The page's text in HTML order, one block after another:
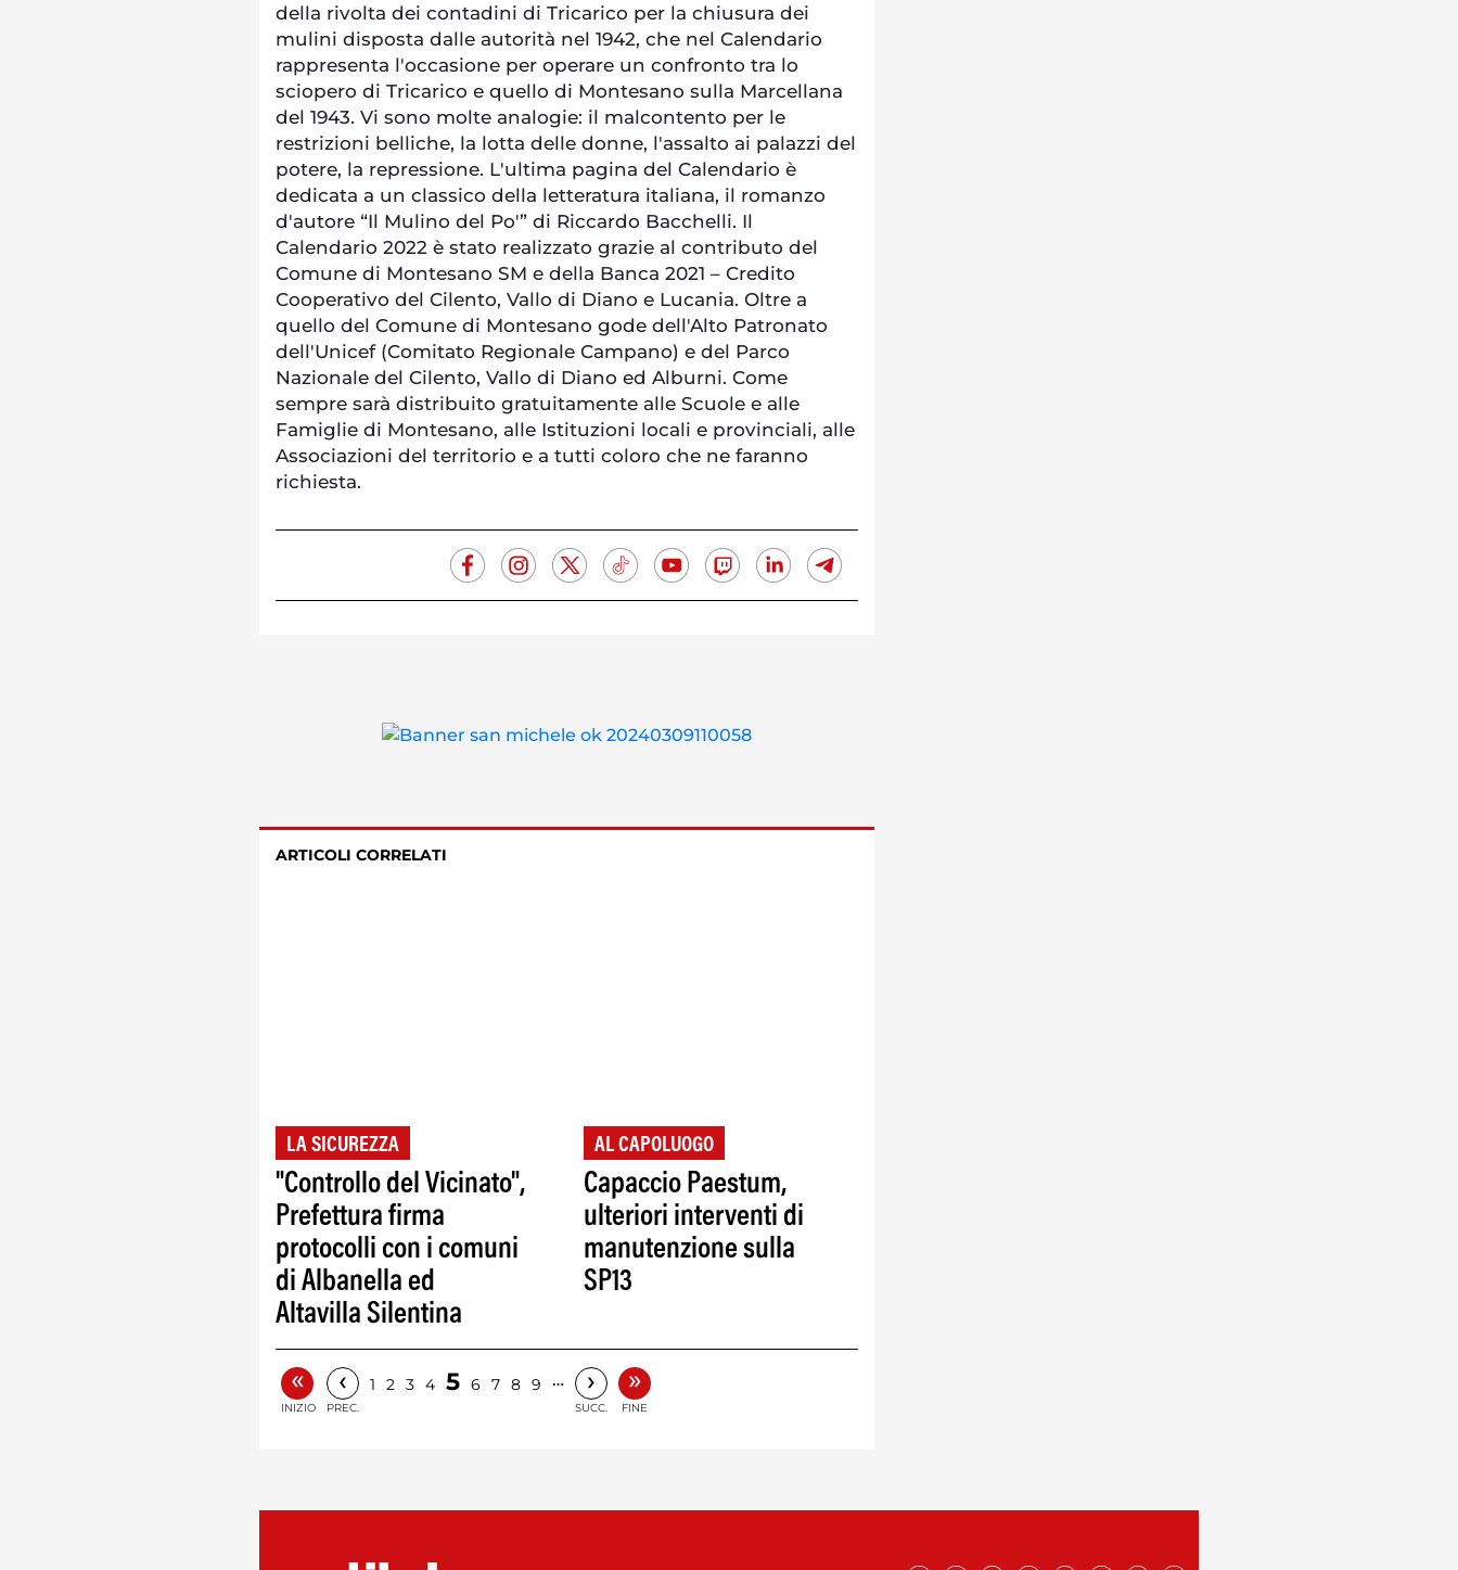
della rivolta dei contadini di Tricarico per la chiusura dei
mulini disposta dalle autorità nel 1942, che nel Calendario
rappresenta l'occasione per operare un confronto tra lo
sciopero di Tricarico e quello di Montesano sulla Marcellana
del 1943. Vi sono molte analogie: il malcontento per le
restrizioni belliche, la lotta delle donne, l'assalto ai palazzi del
potere, la repressione. L'ultima pagina del Calendario è
dedicata a un classico della letteratura italiana, il romanzo
d'autore “Il Mulino del Po'” di Riccardo Bacchelli. Il
Calendario 2022 è stato realizzato grazie al contributo del
Comune di Montesano SM e della Banca 2021 – Credito
Cooperativo del Cilento, Vallo di Diano e Lucania. Oltre a
quello del Comune di Montesano gode dell'Alto Patronato
dell'Unicef (Comitato Regionale Campano) e del Parco
Nazionale del Cilento, Vallo di Diano ed Alburni. Come
sempre sarà distribuito gratuitamente alle Scuole e alle
Famiglie di Montesano, alle Istituzioni locali e provinciali, alle
Associazioni del territorio e a tutti coloro che ne faranno
richiesta.
ARTICOLI CORRELATI
LA SICUREZZA
"Controllo del Vicinato",
Prefettura firma
protocolli con i comuni
di Albanella ed
Altavilla Silentina
AL CAPOLUOGO
Capaccio Paestum,
ulteriori interventi di
manutenzione sulla
SP13
«
INIZIO
‹
PREC.
1 2 3 4 5 6 7 8 9 … ›
SUCC.
»
FINE